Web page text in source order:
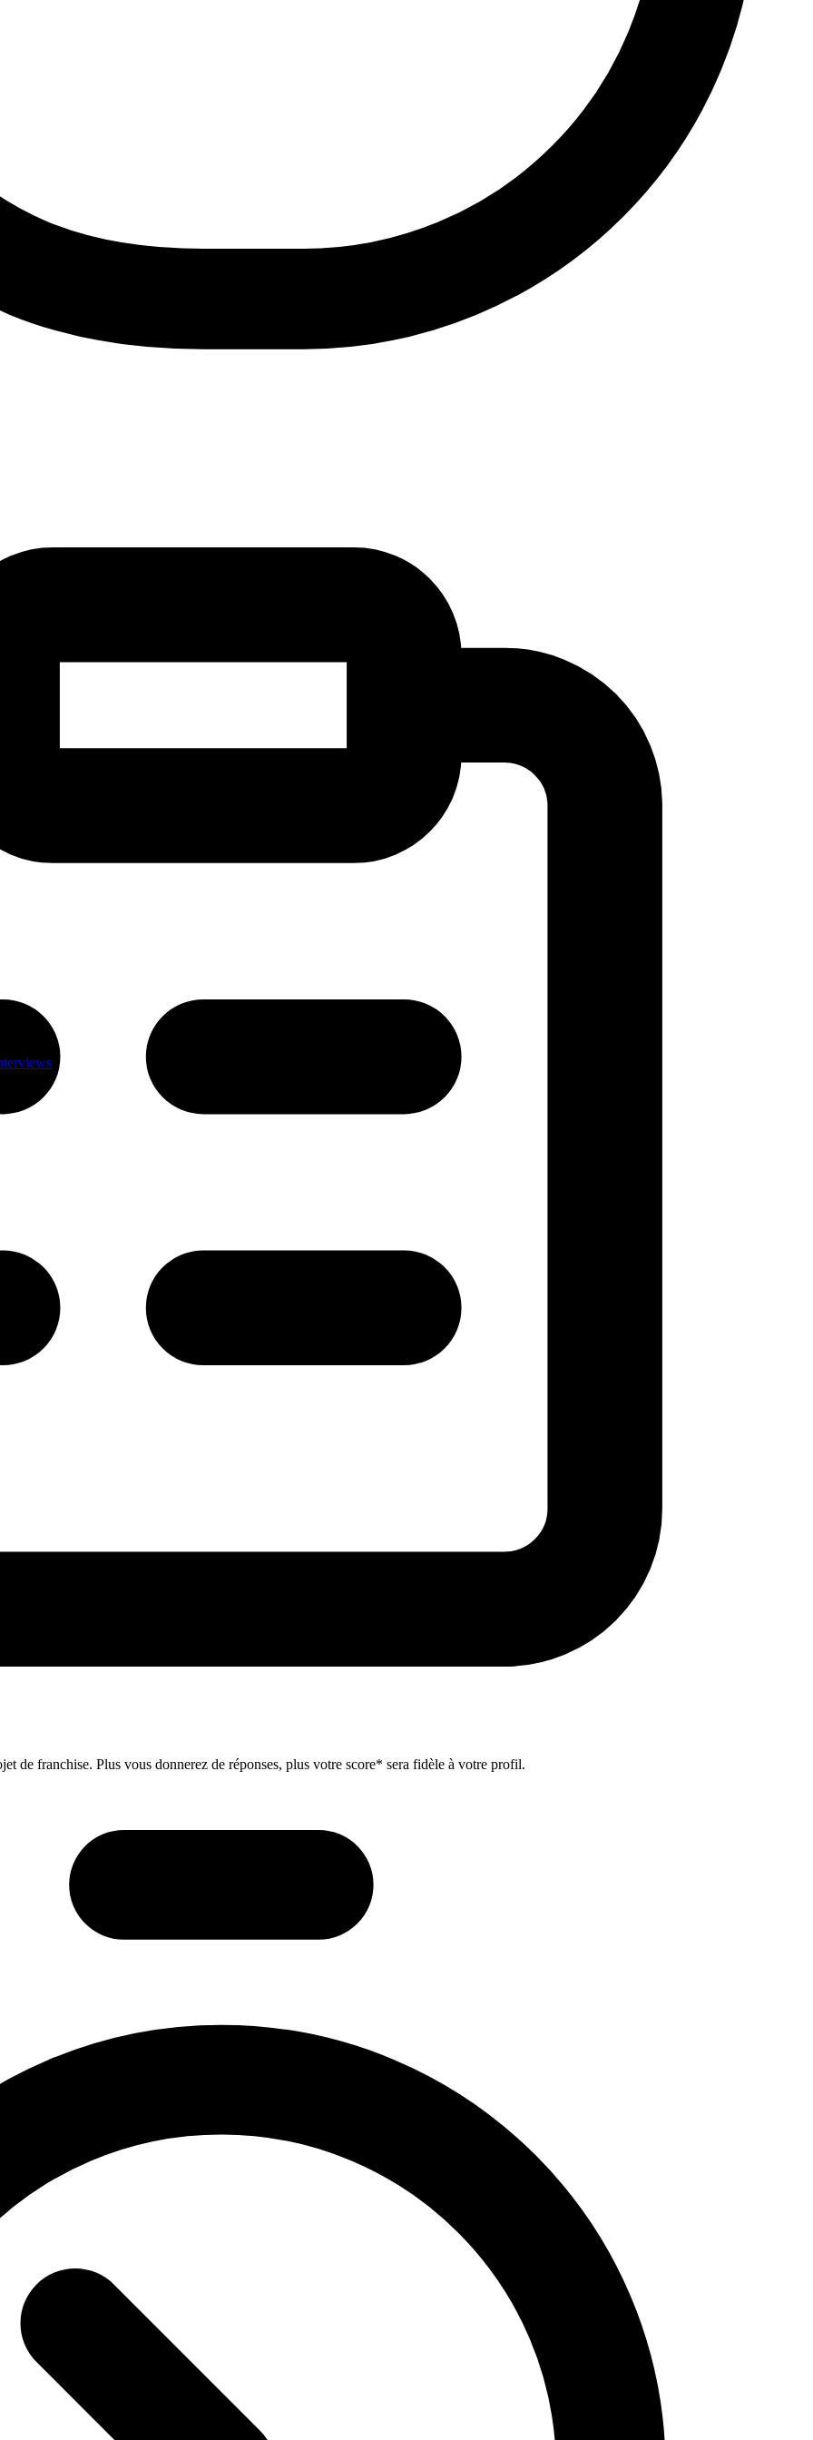
de franchise. Plus vous donnerez de réponses, plus votre score* sera fidèle à votre profil.